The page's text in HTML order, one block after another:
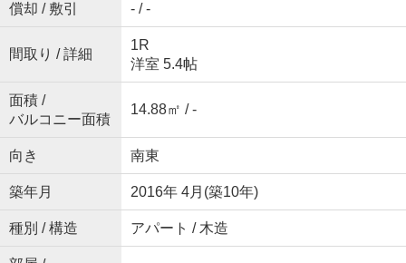
償却 / 敷引 - / -
間取り / 詳細
1R
洋室 5.4帖
面積 /
バルコニー面積
14.88㎡ / -
向き 南東
築年月 2016年 4月(築10年)
種別 / 構造 アパート / 木造